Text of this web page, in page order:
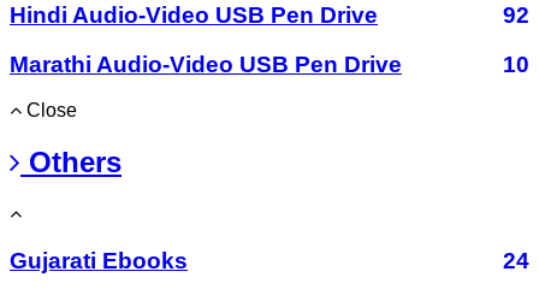
Hindi Audio-Video USB Pen Drive
92
Marathi Audio-Video USB Pen Drive
10
Close
Others
Gujarati Ebooks
24